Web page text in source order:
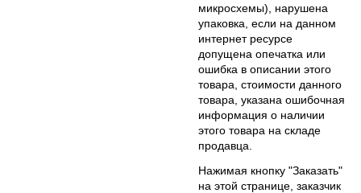
микросхемы), нарушена
упаковка, если на данном
интернет ресурсе
допущена опечатка или
ошибка в описании этого
товара, стоимости данного
товара, указана ошибочная
информация о наличии
этого товара на складе
продавца.
Нажимая кнопку "Заказать"
на этой странице, заказчик